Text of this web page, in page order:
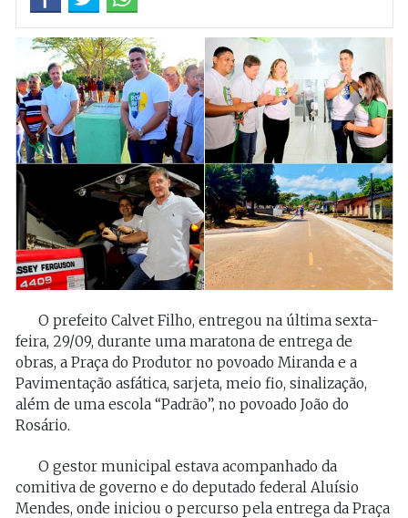
O prefeito Calvet Filho, entregou na última sexta-
feira, 29/09, durante uma maratona de entrega de
obras, a Praça do Produtor no povoado Miranda e a
Pavimentação asfática, sarjeta, meio fio, sinalização,
além de uma escola “Padrão”, no povoado João do
Rosário.
O gestor municipal estava acompanhado da
comitiva de governo e do deputado federal Aluísio
Mendes, onde iniciou o percurso pela entrega da Praça